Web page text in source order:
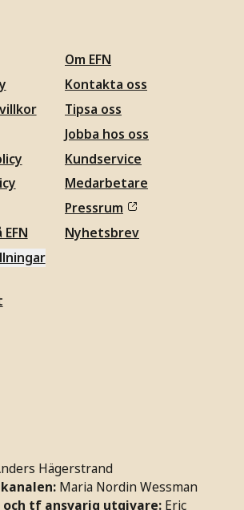
Om EFN
Kontakta oss
Tipsa oss
Jobba hos oss
Kundservice
Medarbetare
Pressrum
Nyhetsbrev
Hägerstrand
Maria Nordin Wessman
tf ansvarig utgivare: Eric